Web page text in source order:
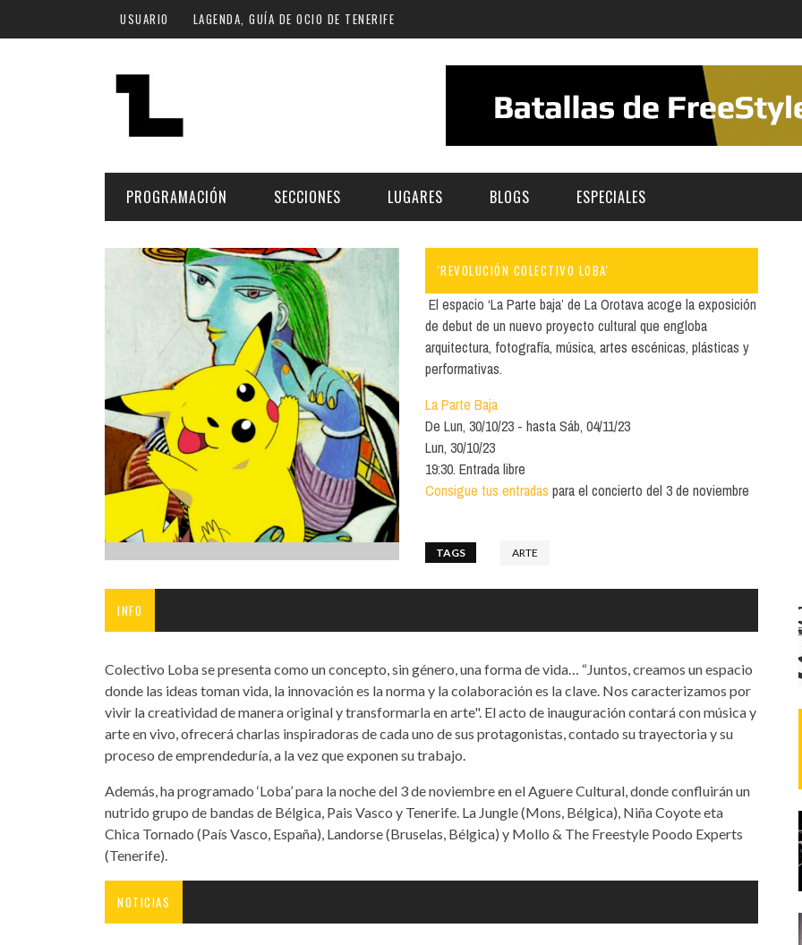
Pasar al contenido principal
USUARIO LAGENDA, GUÍA DE OCIO DE TENERIFE
PROGRAMACIÓN
Hoy
Plan Finde
LUGAR
Norte
Santa Cruz | La Laguna
Islas
Cultura
Música
SECCIONES
MÚSICA
ESCÉNICAS
CULTURA
GASTRONOMÍA
INFANTIL
LUGARES
ARTE | MUSEOS
SALAS Y AUDITORIOS
ESPACIOS CULTURALES
NOCHE
LOCALES CON ACTUACIONES
COMERCIO
GASTRO
FORMATIVO
BLOGS ESPECIALES
FESTIVAL BOREAL 2026
FESTIVAL TAGANANA 2026
TENERIFE PHE FESTIVAL 2026
'REVOLUCIÓN COLECTIVO LOBA'
El espacio ‘La Parte baja’ de La Orotava acoge la exposición
de debut de un nuevo proyecto cultural que engloba
arquitectura, fotografía, música, artes escénicas, plásticas y
performativas.
La Parte Baja
De Lun, 30/10/23 hastaSáb, 04/11/23
Lun, 30/10/23
19:30. Entrada libre
Consigue tus entradas para el concierto del 3 de noviembre
TAGS ARTE
INFO
Colectivo Loba se presenta como un concepto, sin género, una forma de vida… “Juntos, creamos un espacio
donde las ideas toman vida, la innovación es la norma y la colaboración es la clave. Nos caracterizamos por
vivir la creatividad de manera original y transformarla en arte". El acto de inauguración contará con música y
arte en vivo, ofrecerá charlas inspiradoras de cada uno de sus protagonistas, contado su trayectoria y su
proceso de emprendeduría, a la vez que exponen su trabajo.
Además, ha programado ‘Loba’ para la noche del 3 de noviembre en el Aguere Cultural, donde confluirán un
nutrido grupo de bandas de Bélgica, Pais Vasco y Tenerife. La Jungle (Mons, Bélgica), Niña Coyote eta
Chica Tornado (País Vasco, España), Landorse (Bruselas, Bélgica) y Mollo & The Freestyle Poodo Experts
(Tenerife).
NOTICIAS